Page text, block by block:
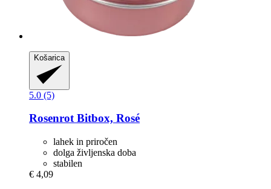
Košarica
5.0 (5)
RosenrotBitbox, Rosé
lahek in priročen
dolga življenska doba
stabilen
€ 4,09